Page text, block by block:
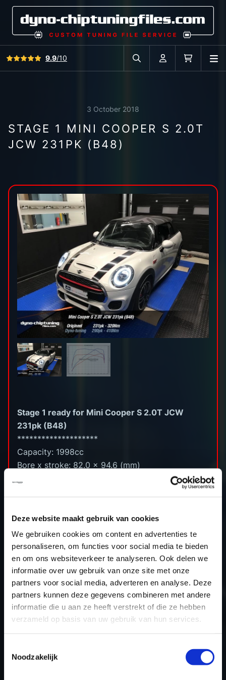
Deze website maakt gebruik van cookies
We gebruiken cookies om content en advertenties te
personaliseren, om functies voor social media te bieden
en om ons websiteverkeer te analyseren. Ook delen we
informatie over uw gebruik van onze site met onze
partners voor social media, adverteren en analyse. Deze
partners kunnen deze gegevens combineren met andere
informatie die u aan ze heeft verstrekt of die ze hebben
verzameld op basis van uw gebruik van hun services.
Noodzakelijk
View all reviews9.9/10
Search in car database
Account Cart
3 October 2018
STAGE 1 MINI COOPER S 2.0T
JCW 231PK (B48)
Stage 1 ready for Mini Cooper S 2.0T JCW
231pk (B48)
********************
Capacity: 1998cc
Bore x stroke: 82.0 x 94.6 (mm)
Torque approx: 320nm
Type ecu:Bosch MG1CS201
Engine code: ​B48A20B
RETURN TO OVERVIEW